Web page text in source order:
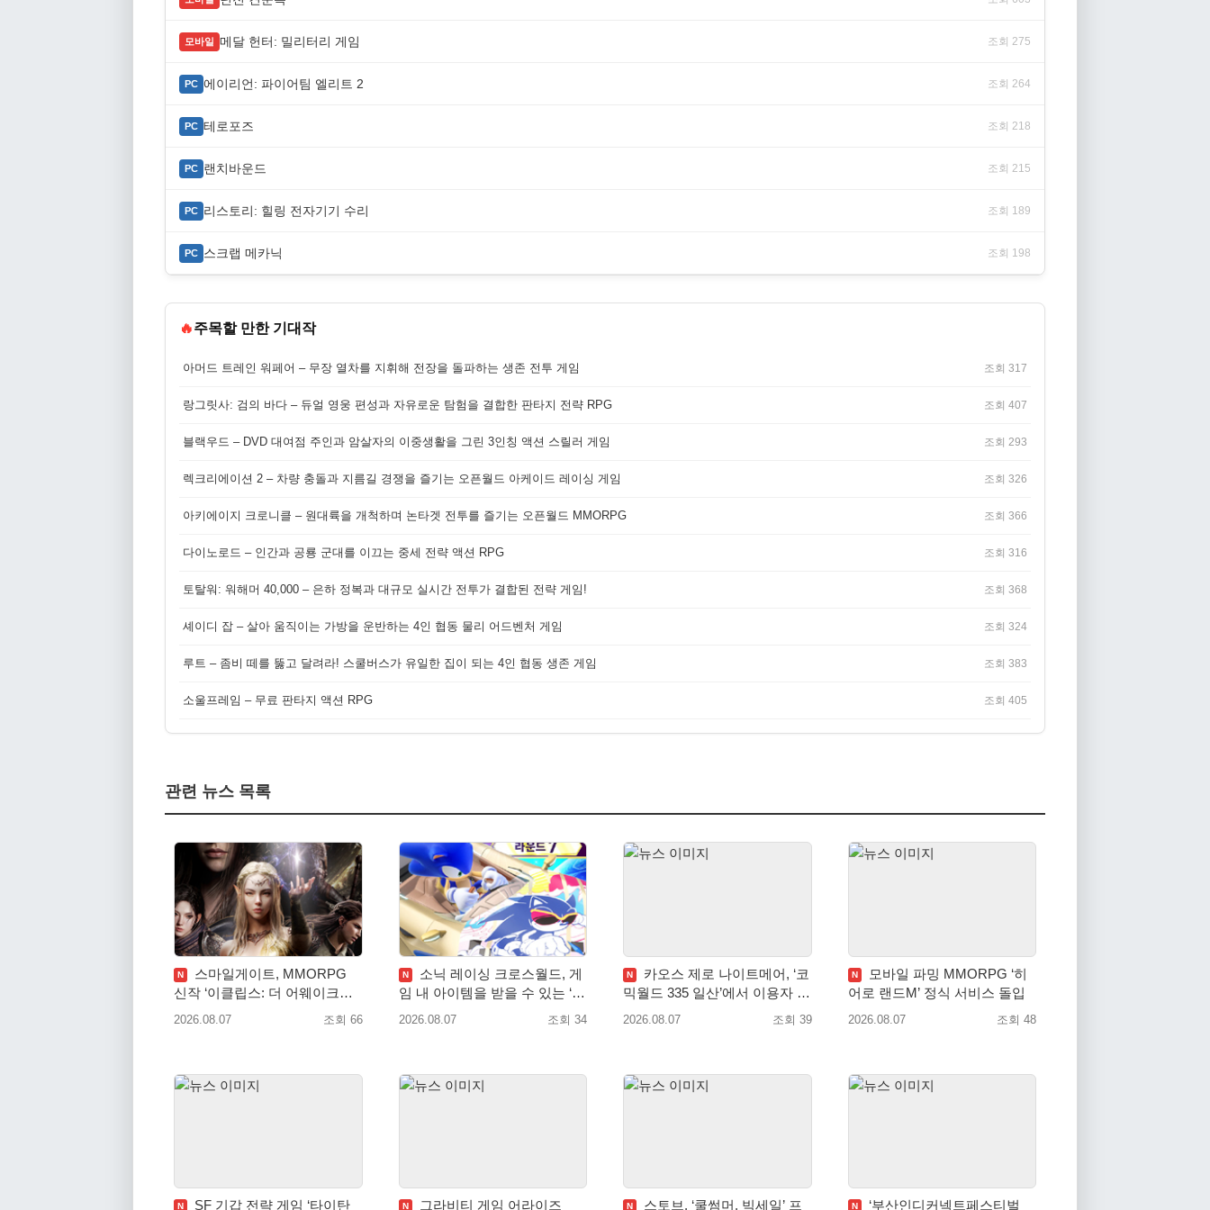
모바일 메달 헌터: 밀리터리 게임 조회 275
PC 에이리언: 파이어팀 엘리트 2 조회 264
PC 테로포즈 조회 218
PC 랜치바운드 조회 215
PC 리스토리: 힐링 전자기기 수리 조회 189
PC 스크랩 메카닉 조회 198
🔥주목할 만한 기대작
아머드 트레인 워페어 – 무장 열차를 지휘해 전장을 돌파하는 생존 전투 게임 조회 317
랑그릿사: 검의 바다 – 듀얼 영웅 편성과 자유로운 탐험을 결합한 판타지 전략 RPG 조회 407
블랙우드 – DVD 대여점 주인과 암살자의 이중생활을 그린 3인칭 액션 스릴러 게임 조회 293
렉크리에이션 2 – 차량 충돌과 지름길 경쟁을 즐기는 오픈월드 아케이드 레이싱 게임 조회 326
아키에이지 크로니클 – 원대륙을 개척하며 논타겟 전투를 즐기는 오픈월드 MMORPG 조회 366
다이노로드 – 인간과 공룡 군대를 이끄는 중세 전략 액션 RPG 조회 316
토탈워: 워해머 40,000 – 은하 정복과 대규모 실시간 전투가 결합된 전략 게임! 조회 368
셰이디 잡 – 살아 움직이는 가방을 운반하는 4인 협동 물리 어드벤처 게임 조회 324
루트 – 좀비 떼를 뚫고 달려라! 스쿨버스가 유일한 집이 되는 4인 협동 생존 게임 조회 383
소울프레임 – 무료 판타지 액션 RPG 조회 405
관련 뉴스 목록
N
스마일게이트, MMORPG
신작 ‘이클립스: 더 어웨이크닝’
9월 10일 론칭!
2026.08.07 조회 66
N
소닉 레이싱 크로스월드, 게
임 내 아이템을 받을 수 있는 ‘레
전드 대회 라운드 7’ 개최!
2026.08.07 조회 34
N
카오스 제로 나이트메어, ‘코
믹월드 335 일산’에서 이용자 소
통 예고
2026.08.07 조회 39
N
모바일 파밍 MMORPG ‘히
어로 랜드M’ 정식 서비스 돌입
2026.08.07 조회 48
N SF 기갑 전략 게임 ‘타이탄 N 그라비티 게임 어라이즈 N 스토브, ‘쿨썸머, 빅세일’ 프 N ‘부산인디커넥트페스티벌